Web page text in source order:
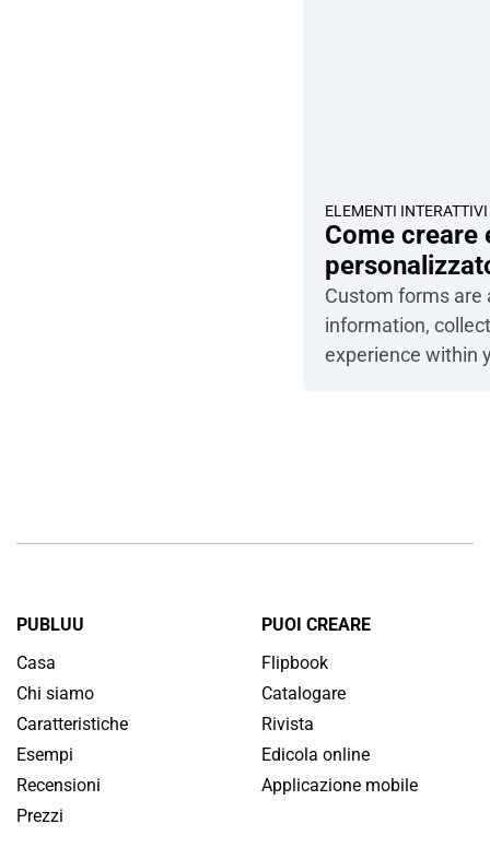
ELEMENTI INTERATTIVI
Come creare
Custom forms are
information,
experience within
PUBLUU
Casa
Chi siamo
Caratteristiche
Esempi
Recensioni
Prezzi
PUOI CREARE
Flipbook
Catalogare
Rivista
Edicola online
Applicazione mobile